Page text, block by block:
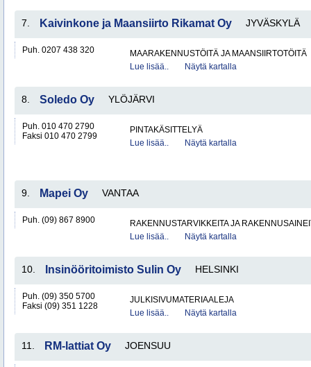
7. Kaivinkone ja Maansiirto Rikamat Oy JYVÄSKYLÄ
Puh. 0207 438 320
MAARAKENNUSTÖITÄ JA MAANSIIRTOTÖITÄ
Lue lisää..
Näytä kartalla
8. Soledo Oy YLÖJÄRVI
Puh. 010 470 2790
Faksi 010 470 2799
PINTAKÄSITTELYÄ
Lue lisää..
Näytä kartalla
9. Mapei Oy VANTAA
Puh. (09) 867 8900
RAKENNUSTARVIKKEITA JA
Lue lisää..
Näytä kartalla
10. Insinööritoimisto Sulin Oy HELSINKI
Puh. (09) 350 5700
Faksi (09) 351 1228
JULKISIVUMATERIAALEJA
Lue lisää..
Näytä kartalla
11. RM-lattiat Oy JOENSUU